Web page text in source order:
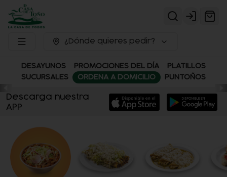
Login
¿Dónde quieres pedir?
DESAYUNOS PROMOCIONES DEL DÍA
PLATILLOS
SUCURSALES
ORDENA A DOMICILIO PUNTOÑOS
Descarga nuestra
APP